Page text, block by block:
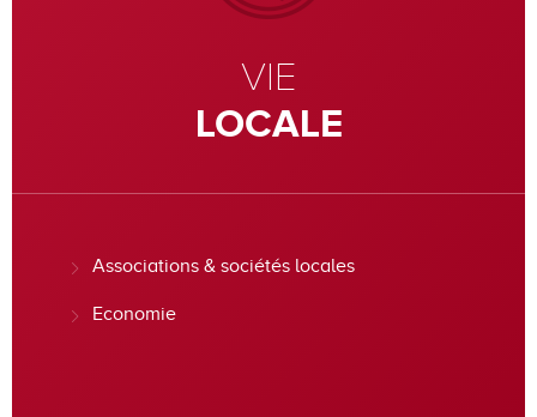
VIE
LOCALE
Associations & sociétés locales
Economie